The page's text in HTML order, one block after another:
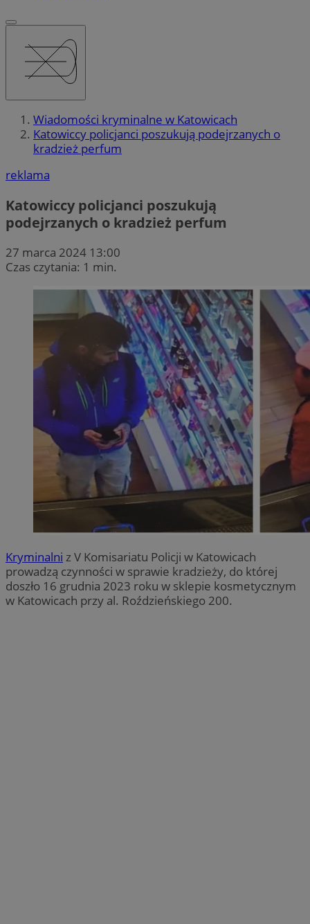
Wiadomości kryminalne w Katowicach
Katowiccy policjanci poszukują podejrzanych o
kradzież perfum
reklama
Katowiccy policjanci poszukują
podejrzanych o kradzież perfum
27 marca 2024 13:00
Czas czytania: 1 min.
Kryminalni z V Komisariatu Policji w Katowicach
prowadzą czynności w sprawie kradzieży, do której
doszło 16 grudnia 2023 roku w sklepie kosmetycznym
w Katowicach przy al. Roździeńskiego 200.